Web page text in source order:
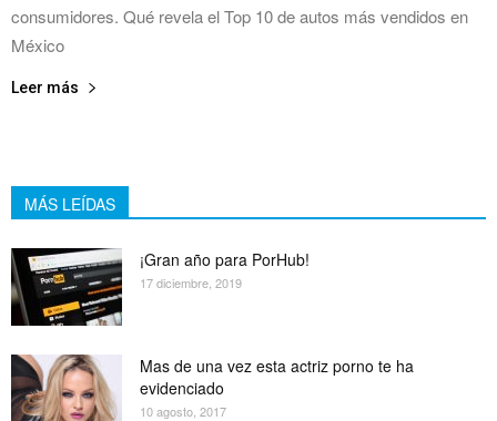
consumidores. Qué revela el Top 10 de autos más vendidos en
México
Leer más
MÁS LEÍDAS
¡Gran año para PorHub!
17 diciembre, 2019
Mas de una vez esta actriz porno te ha
evidenciado
10 agosto, 2017